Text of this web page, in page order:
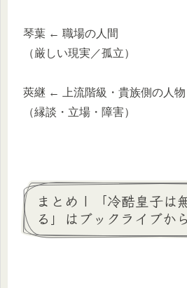
琴葉 ← 職場の人間
（厳しい現実／孤立）
莢継 ← 上流階級・貴族側の人物
（縁談・立場・障害）
まとめ | 「冷酷皇子は
る」はブックライブから